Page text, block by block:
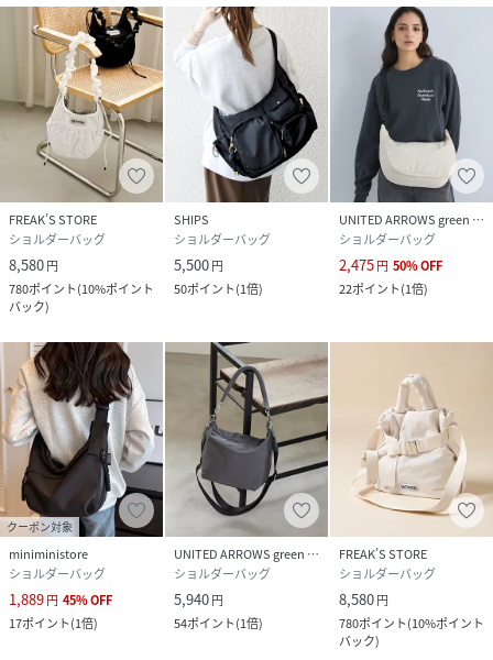
FREAK’S STORE
ショルダーバッグ
8,580円
780ポイント(10%ポイント
バック)
SHIPS
ショルダーバッグ
5,500円
50ポイント(1倍)
UNITED ARROWS green label relaxing
ショルダーバッグ
2,475円 50%OFF
22ポイント(1倍)
クーポン対象
miniministore
ショルダーバッグ
1,889円 45%OFF
17ポイント(1倍)
UNITED ARROWS green label relaxing
ショルダーバッグ
5,940円
54ポイント(1倍)
FREAK’S STORE
ショルダーバッグ
8,580円
780ポイント(10%ポイント
バック)